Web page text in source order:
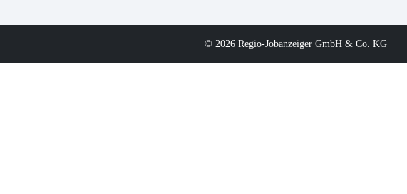
© 2026 Regio-Jobanzeiger GmbH & Co. KG